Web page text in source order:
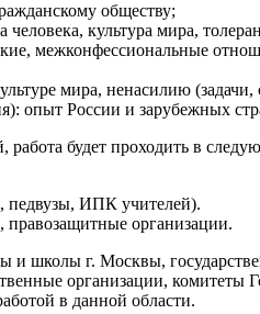
обществу;
культура мира,
межконфессиональные
мира, ненасилию
опыт России и зарубежных
будет проходить в
педвузы, ИПК учителей).
правозащитные организации.
и школы г. Москвы,
организации, комитеты
в данной области.